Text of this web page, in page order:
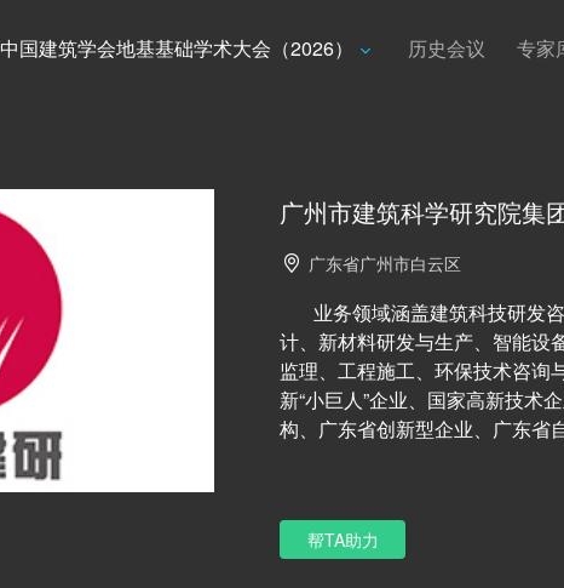
中国建筑学会地基基础学术大会（2026） 历史会议 专家
广州市建筑科学研究院集
广东省广州市白云区
业务领域涵盖建筑科技研发
计、新材料研发与生产、智能设
监理、工程施工、环保技术咨询
新“小巨人”企业、国家高新技术
构、广东省创新型企业、广东省
帮TA助力